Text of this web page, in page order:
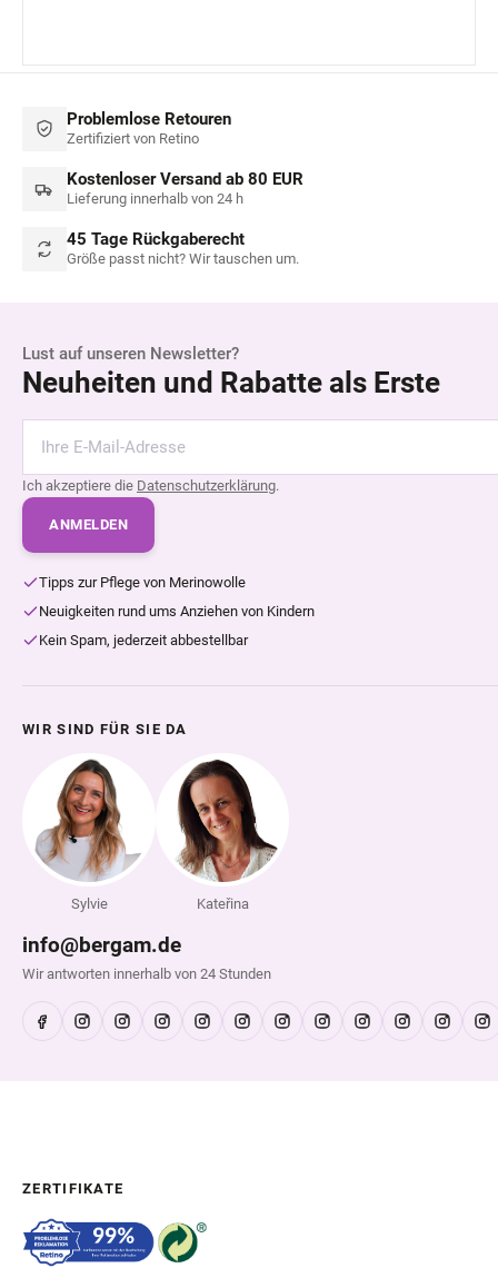
Problemlose Retouren
Zertifiziert von Retino
Kostenloser Versand ab 80 EUR
Lieferung innerhalb von 24 h
45 Tage Rückgaberecht
Größe passt nicht? Wir tauschen um.
Lust auf unseren Newsletter?
Neuheiten und Rabatte als Erste
Ich akzeptiere die Datenschutzerklärung.
ANMELDEN
Tipps zur Pflege von Merinowolle
Neuigkeiten rund ums Anziehen von Kindern
Kein Spam, jederzeit abbestellbar
WIR SIND FÜR SIE DA
Sylvie Kateřina
info@bergam.de
Wir antworten innerhalb von 24 Stunden
ZERTIFIKATE